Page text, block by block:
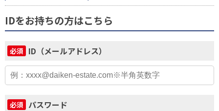
IDをお持ちの方はこちら
必須 ID（メールアドレス）
必須 パスワード